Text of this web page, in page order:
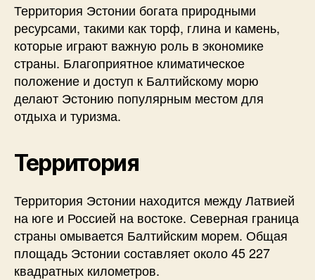
Территория Эстонии богата природными
ресурсами, такими как торф, глина и камень,
которые играют важную роль в экономике
страны. Благоприятное климатическое
положение и доступ к Балтийскому морю
делают Эстонию популярным местом для
отдыха и туризма.
Территория
Территория Эстонии находится между Латвией
на юге и Россией на востоке. Северная граница
страны омывается Балтийским морем. Общая
площадь Эстонии составляет около 45 227
квадратных километров.